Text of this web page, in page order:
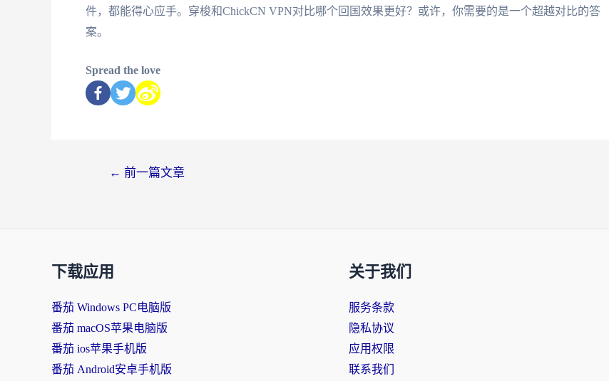
件，都能得心应手。穿梭和ChickCN VPN对比哪个回国效果更好？或许，你需要的是一个超越对比的答
案。
Spread the love
← 前一篇文章
下载应用
番茄 Windows PC电脑版
番茄 macOS苹果电脑版
番茄 ios苹果手机版
番茄 Android安卓手机版
关于我们
服务条款
隐私协议
应用权限
联系我们